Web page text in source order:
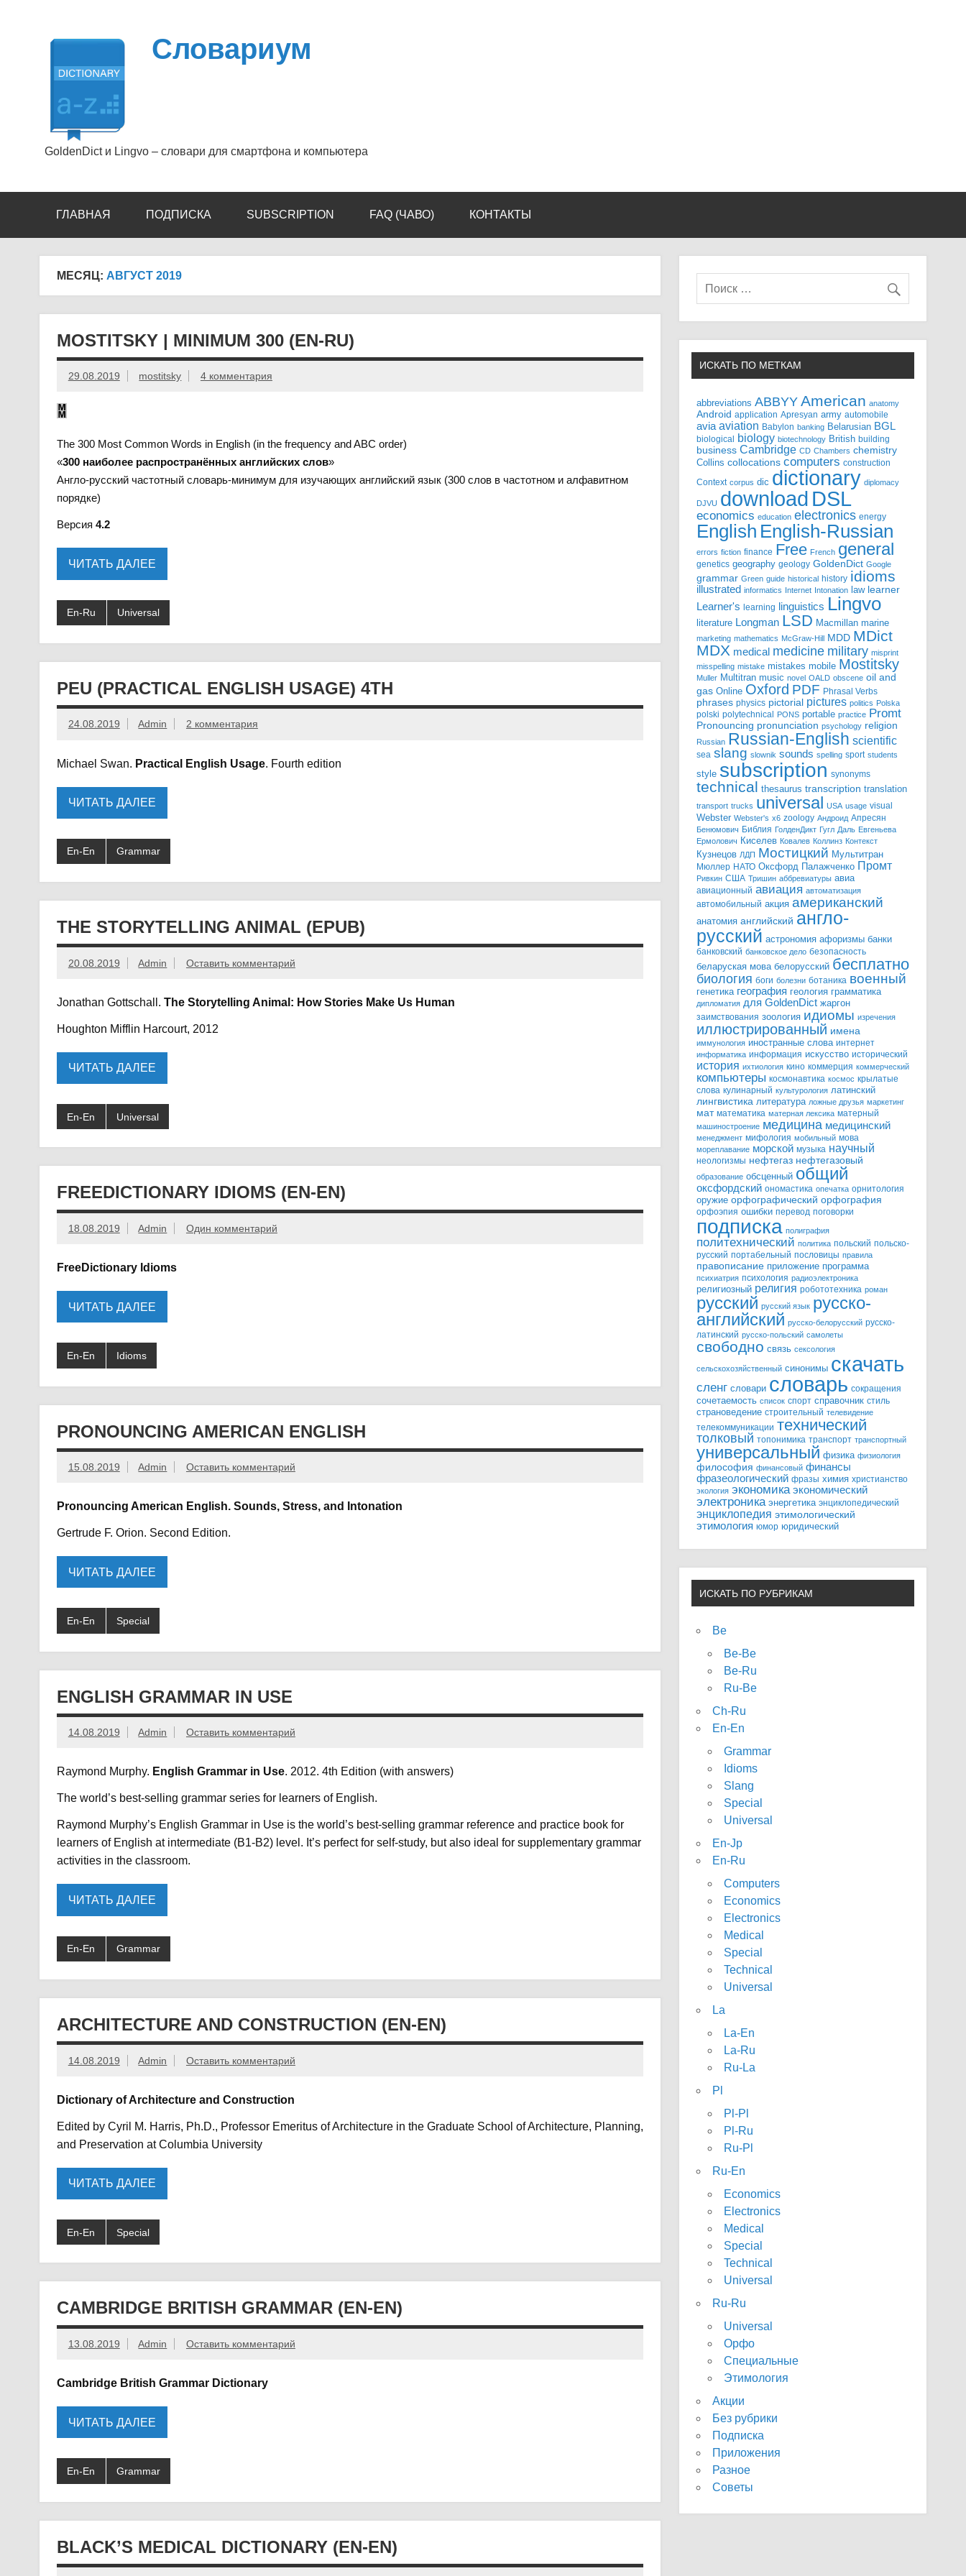
Словариум
GoldenDict и Lingvo – словари для смартфона и компьютера
ГЛАВНАЯ ПОДПИСКА SUBSCRIPTION FAQ (ЧАВО) КОНТАКТЫ
МЕСЯЦ: АВГУСТ 2019
MOSTITSKY | MINIMUM 300 (EN-RU)
29.08.2019 mostitsky 4 комментария
The 300 Most Common Words in English (in the frequency and ABC order)
«300 наиболее распространённых английских слов»
Англо-русский частотный словарь-минимум для изучающих английский язык (300 слов в частотном и алфавитном
порядке)
Версия 4.2
ЧИТАТЬ ДАЛЕЕ
En-Ru Universal
PEU (PRACTICAL ENGLISH USAGE) 4TH
24.08.2019 Admin 2 комментария
Michael Swan. Practical English Usage. Fourth edition
ЧИТАТЬ ДАЛЕЕ
En-En Grammar
THE STORYTELLING ANIMAL (EPUB)
20.08.2019 Admin Оставить комментарий
Jonathan Gottschall. The Storytelling Animal: How Stories Make Us Human
Houghton Mifflin Harcourt, 2012
ЧИТАТЬ ДАЛЕЕ
En-En Universal
FREEDICTIONARY IDIOMS (EN-EN)
18.08.2019 Admin Один комментарий
FreeDictionary Idioms
ЧИТАТЬ ДАЛЕЕ
En-En Idioms
PRONOUNCING AMERICAN ENGLISH
15.08.2019 Admin Оставить комментарий
Pronouncing American English. Sounds, Stress, and Intonation
Gertrude F. Orion. Second Edition.
ЧИТАТЬ ДАЛЕЕ
En-En Special
ENGLISH GRAMMAR IN USE
14.08.2019 Admin Оставить комментарий
Raymond Murphy. English Grammar in Use. 2012. 4th Edition (with answers)
The world’s best-selling grammar series for learners of English.
Raymond Murphy’s English Grammar in Use is the world’s best-selling grammar reference and practice book for
learners of English at intermediate (B1-B2) level. It’s perfect for self-study, but also ideal for supplementary grammar
activities in the classroom.
ЧИТАТЬ ДАЛЕЕ
En-En Grammar
ARCHITECTURE AND CONSTRUCTION (EN-EN)
14.08.2019 Admin Оставить комментарий
Dictionary of Architecture and Construction
Edited by Cyril M. Harris, Ph.D., Professor Emeritus of Architecture in the Graduate School of Architecture, Planning,
and Preservation at Columbia University
ЧИТАТЬ ДАЛЕЕ
En-En Special
CAMBRIDGE BRITISH GRAMMAR (EN-EN)
13.08.2019 Admin Оставить комментарий
Cambridge British Grammar Dictionary
ЧИТАТЬ ДАЛЕЕ
En-En Grammar
BLACK’S MEDICAL DICTIONARY (EN-EN)
ИСКАТЬ ПО МЕТКАМ
abbreviations ABBYY American anatomy
Android application Apresyan army automobile
avia aviation Babylon banking Belarusian BGL
biological biology biotechnology British building
business Cambridge CD Chambers chemistry
Collins collocations computers construction
Context corpus dic dictionary diplomacy
DJVU download DSL
economics education electronics energy
English English-Russian
errors fiction finance Free French general
genetics geography geology GoldenDict Google
grammar Green guide historical history idioms
illustrated informatics Internet Intonation law learner
Learner's learning linguistics Lingvo
literature Longman LSD Macmillan marine
marketing mathematics McGraw-Hill MDD MDict
MDX medical medicine military misprint
misspelling mistake mistakes mobile Mostitsky
Muller Multitran music novel OALD obscene oil and
gas Online Oxford PDF Phrasal Verbs
phrases physics pictorial pictures politics Polska
polski polytechnical PONS portable practice Promt
Pronouncing pronunciation psychology religion
Russian Russian-English scientific
sea slang slownik sounds spelling sport students
style subscription synonyms
technical thesaurus transcription translation
transport trucks universal USA usage visual
Webster Webster's x6 zoology Андроид Апресян
Бенюмович Библия ГолденДикт Гугл Даль Евгеньева
Ермолович Киселев Ковалев Коллинз Контекст
Кузнецов ЛДП Мостицкий Мультитран
Мюллер НАТО Оксфорд Палажченко Промт
Ривкин США Тришин аббревиатуры авиа
авиационный авиация автоматизация
автомобильный акция американский
анатомия английский англо-
русский астрономия афоризмы банки
банковский банковское дело безопасность
беларуская мова белорусский бесплатно
биология боги болезни ботаника военный
генетика география геология грамматика
дипломатия для GoldenDict жаргон
заимствования зоология идиомы изречения
иллюстрированный имена
иммунология иностранные слова интернет
информатика информация искусство исторический
история ихтиология кино коммерция коммерческий
компьютеры космонавтика космос крылатые
слова кулинарный культурология латинский
лингвистика литература ложные друзья маркетинг
мат математика матерная лексика матерный
машиностроение медицина медицинский
менеджмент мифология мобильный мова
мореплавание морской музыка научный
неологизмы нефтегаз нефтегазовый
образование обсценный общий
оксфордский ономастика опечатка орнитология
оружие орфографический орфография
орфоэпия ошибки перевод поговорки
подписка полиграфия
политехнический политика польский польско-
русский портабельный пословицы правила
правописание приложение программа
психиатрия психология радиоэлектроника
религиозный религия робототехника роман
русский русский язык русско-
английский русско-белорусский русско-
латинский русско-польский самолеты
свободно связь сексология
сельскохозяйственный синонимы скачать
сленг словари словарь сокращения
сочетаемость список спорт справочник стиль
страноведение строительный телевидение
телекоммуникации технический
толковый топонимика транспорт транспортный
универсальный физика физиология
философия финансовый финансы
фразеологический фразы химия христианство
экология экономика экономический
электроника энергетика энциклопедический
энциклопедия этимологический
этимология юмор юридический
ИСКАТЬ ПО РУБРИКАМ
Be
Be-Be
Be-Ru
Ru-Be
Ch-Ru
En-En
Grammar
Idioms
Slang
Special
Universal
En-Jp
En-Ru
Computers
Economics
Electronics
Medical
Special
Technical
Universal
La
La-En
La-Ru
Ru-La
Pl
Pl-Pl
Pl-Ru
Ru-Pl
Ru-En
Economics
Electronics
Medical
Special
Technical
Universal
Ru-Ru
Universal
Орфо
Специальные
Этимология
Акции
Без рубрики
Подписка
Приложения
Разное
Советы